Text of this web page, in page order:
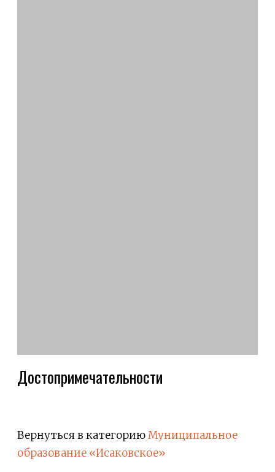
Достопримечательности
Вернуться в категориюМуниципальное
образование «Исаковское»